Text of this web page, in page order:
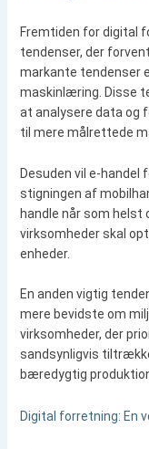
Fremtiden for digital
tendenser, der
markante tendenser
maskinlæring. Disse
at analysere data og
til mere målrettede
Desuden vil e-
stigningen af
handle når som helst
virksomheder skal
enheder.
En anden vigtig
mere bevidste om
virksomheder, der
sandsynligvis
bæredygtig
Digital forretning: En